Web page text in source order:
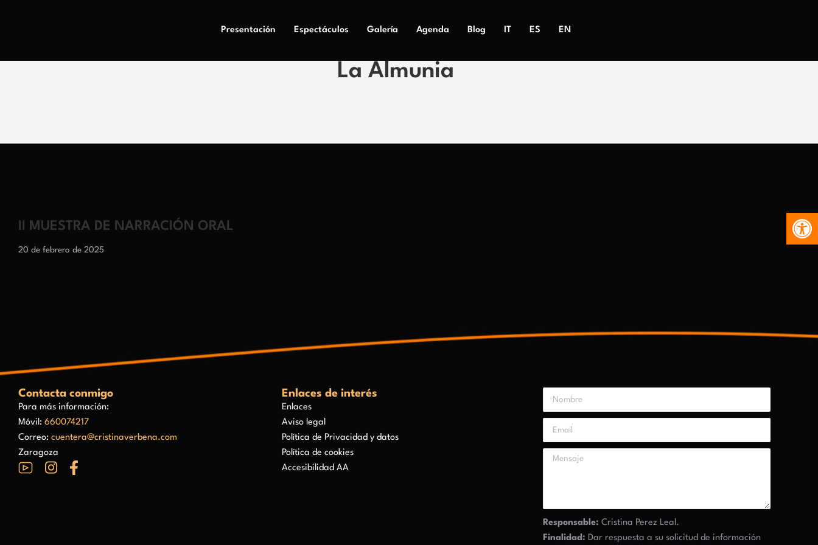
Presentación Espectáculos Galería Agenda Blog IT ES EN
La Almunia
II MUESTRA DE NARRACIÓN ORAL
20 de febrero de 2025
Contacta conmigo
Para más información:
Móvil: 660074217
Correo: cuentera@cristinaverbena.com
Zaragoza
Enlaces de interés
Enlaces
Aviso legal
Política de Privacidad y datos
Política de cookies
Accesibilidad AA
Responsable: Cristina Perez Leal.
Finalidad: Dar respuesta a su solicitud de información